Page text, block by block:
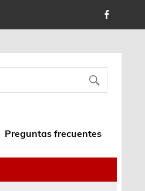
Preguntas frecuentes